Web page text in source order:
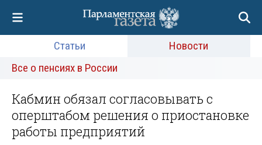
Статьи
Новости
Все о пенсиях в России
Кабмин обязал согласовывать с
оперштабом решения о приостановке
работы предприятий